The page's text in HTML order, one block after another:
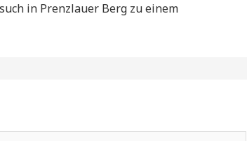
in Prenzlauer Berg zu einem